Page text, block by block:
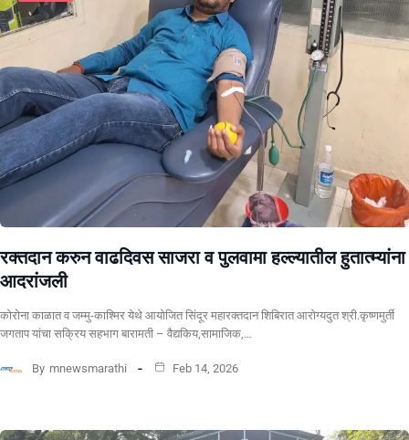
रक्तदान करुन वाढदिवस साजरा व पुलवामा हल्ल्यातील हुतात्म्यांना
आदरांजली
कोरोना काळात व जम्मु-काश्मिर येथे आयोजित सिंदूर महारक्तदान शिबिरात आरोग्यदुत श्री.कृष्णमुर्ती
जगताप यांचा सक्रिय सहभाग बारामती – वैद्यकिय,सामाजिक,…
By mnewsmarathi Feb 14, 2026